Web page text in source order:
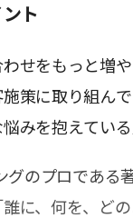
ト
わせをもっと増
策に取り組ん
みを抱えてい
グのプロである
に、何を、ど